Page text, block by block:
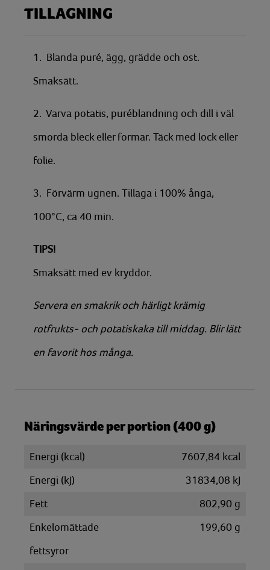
TILLAGNING
1. Blanda puré, ägg, grädde och ost.
Smaksätt.
2. Varva potatis, puréblandning och dill i väl
smorda bleck eller formar. Täck med lock eller
folie.
3. Förvärm ugnen. Tillaga i 100% ånga,
100°C, ca 40 min.
TIPS!
Smaksätt med ev kryddor.
Servera en smakrik och härligt krämig
rotfrukts- och potatiskaka till middag. Blir lätt
en favorit hos många.
Näringsvärde per portion (400 g)
Energi (kcal)
7607,84 kcal
Energi (kJ)
31834,08 kJ
Fett
802,90 g
Enkelomättade
fettsyror
199,60 g